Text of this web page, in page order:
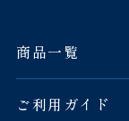
商品一覧
ご利用ガイド